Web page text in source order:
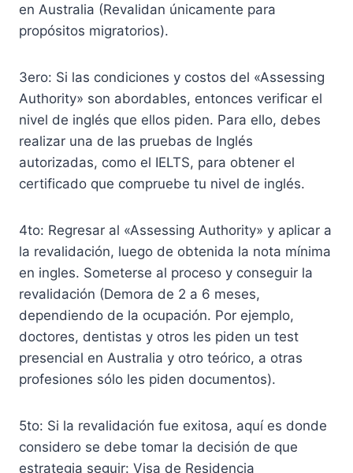
en Australia (Revalidan únicamente para
propósitos migratorios).
3ero: Si las condiciones y costos del «Assessing
Authority» son abordables, entonces verificar el
nivel de inglés que ellos piden. Para ello, debes
realizar una de las pruebas de Inglés
autorizadas, como el IELTS, para obtener el
certificado que compruebe tu nivel de inglés.
4to: Regresar al «Assessing Authority» y aplicar a
la revalidación, luego de obtenida la nota mínima
en ingles. Someterse al proceso y conseguir la
revalidación (Demora de 2 a 6 meses,
dependiendo de la ocupación. Por ejemplo,
doctores, dentistas y otros les piden un test
presencial en Australia y otro teórico, a otras
profesiones sólo les piden documentos).
5to: Si la revalidación fue exitosa, aquí es donde
considero se debe tomar la decisión de que
estrategia seguir: Visa de Residencia